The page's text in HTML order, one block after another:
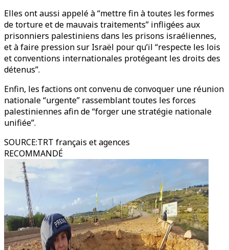
Elles ont aussi appelé à “mettre fin à toutes les formes
de torture et de mauvais traitements” infligées aux
prisonniers palestiniens dans les prisons israéliennes,
et à faire pression sur Israël pour qu’il “respecte les lois
et conventions internationales protégeant les droits des
détenus”.
Enfin, les factions ont convenu de convoquer une réunion
nationale “urgente” rassemblant toutes les forces
palestiniennes afin de “forger une stratégie nationale
unifiée”.
SOURCE:TRT français et agences
RECOMMANDÉ